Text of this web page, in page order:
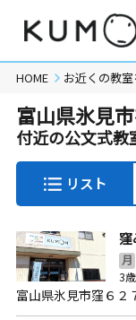
HOME お近くの教
富山県氷見
付近の公文式教
リスト
窪
月
3
富山県氷見市窪６２